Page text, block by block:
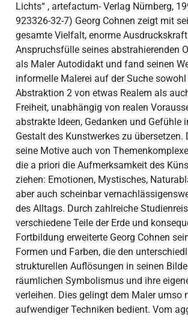
Lichts“ , artefactum- Verlag Nürnberg,
923326-32-7) Georg Cohnen zeigt mit
gesamte Vielfalt, enorme
Anspruchsfülle seines abstrahierenden
als Maler Autodidakt und fand seinen
informelle Malerei auf der Suche
Abstraktion 2 von etwas Realem als
Freiheit, unabhängig von realen
abstrakte Ideen, Gedanken und Gefühle
Gestalt des Kunstwerkes zu übersetzen.
seine Motive auch von
die a priori die Aufmerksamkeit des
ziehen: Emotionen, Mystisches,
aber auch scheinbar
des Alltags. Durch zahlreiche
verschiedene Teile der Erde und
Fortbildung erweiterte Georg Cohnen
Formen und Farben, die den
strukturellen Auflösungen in seinen
räumlichen Symbolismus und ihre
verleihen. Dies gelingt dem Maler umso
aufwendiger Techniken bedient. Vom